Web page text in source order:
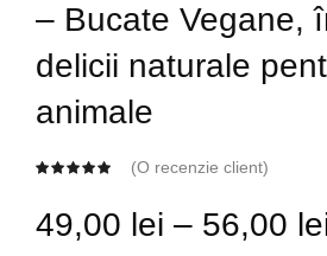
– Bucate Vegane,
delicii naturale
animale
(O recenzie client)
49,00 lei – 56,00